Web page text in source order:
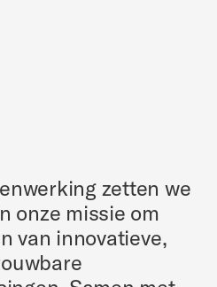
zetten we
onze missie om
van innovatieve,